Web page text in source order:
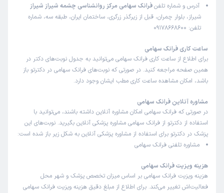
در مورد سوگ همسر افسرده بودم که خانم دکتر خیلی به من
کمک کردن سپاسگزارم از ایشان
کاربر دکترتو
کاربر آزاد
زمان انتظار:
همه چیز عالی بود
علت مراجعه: مشاوره در زمینه مشکلات زناشویی و خانوادگی
سمیه
(
1404/09/06
آدرس و شماره تلفنفرانک سهامی مرکز روانشناسی چشمه شیراز شیراز
شیراز، بلوار چمران، قبل از زیرگذر زرگری، ساختمان ایران، طبقه سه، شماره
تلفن: 09178668600
ساعت کاری فرانک سهامی
برای اطلاع از ساعت کاری فرانک سهامی می‌توانید به جدول نوبت‌های دکتر در
همین صفحه مراجعه کنید. در صورتی که نوبت‌های فرانک سهامی در دکترتو باز
باشد، امکان مشاهده ساعت کاری مطب ایشان وجود دارد.
مشاوره آنلاین فرانک سهامی
در صورتی که فرانک سهامی امکان مشاوره آنلاین داشته باشند، می‌توانید با
استفاده از دکترتو از فرانک سهامی مشاوره پزشکی آنلاین بگیرید. نوبت‌های این
پزشک در دکترتو برای استفاده از مشاوره پزشکی آنلاین به شکل زیر باز شده است:
مشاوره تلفنی فرانک سهامی
هزینه ویزیت فرانک سهامی
هزینه ویزیت فرانک سهامی بر اساس میزان تخصص پزشک و شهر محل
فعالیت‌اش تغییر می‌کند. برای اطلاع از مبلغ دقیق هزینه ویزیت فرانک سهامی